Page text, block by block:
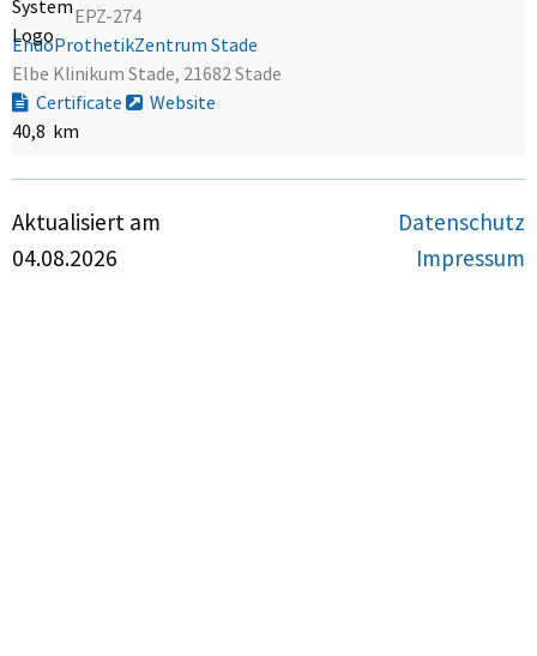
EPZ-274
EndoProthetikZentrum Stade
Elbe Klinikum Stade, 21682 Stade
Certificate
Website
40,8 km
Aktualisiert am
04.08.2026
Datenschutz
Impressum